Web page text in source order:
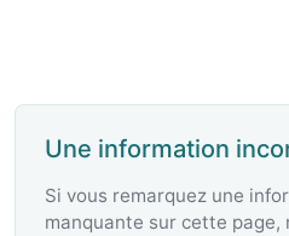
Une information
Si vous remarquez une
manquante sur cette page,